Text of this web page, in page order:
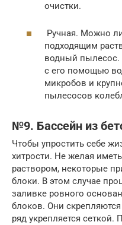
очистки.
Ручная. Можно
подходящим
водный пылесос.
с его помощью
микробов и
пылесосов
№9. Бассейн из
Чтобы упростить себе
хитрости. Не желая
раствором, некоторые
блоки. В этом случае
заливке ровного
блоков. Они
ряд укрепляется сеткой.